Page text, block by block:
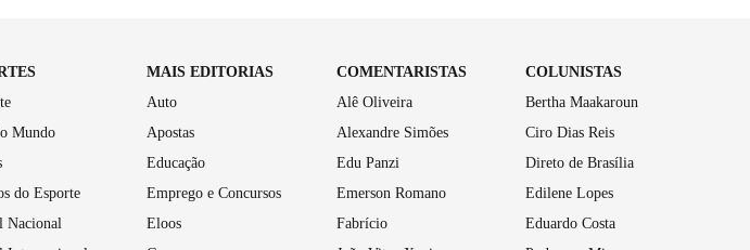
Mundo
do Esporte
Nacional
MAIS EDITORIAS
Auto
Apostas
Educação
Emprego e Concursos
Eloos
COMENTARISTAS
Alê Oliveira
Alexandre Simões
Edu Panzi
Emerson Romano
Fabrício
COLUNISTAS
Bertha Maakaroun
Ciro Dias Reis
Direto de Brasília
Edilene Lopes
Eduardo Costa